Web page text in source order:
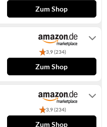
Zum Shop
3,9 (234)
Zum Shop
3,9 (234)
Zum Shop